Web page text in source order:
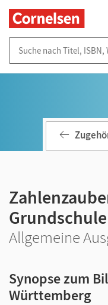
Allgemeine
Synopse zum
Württemberg